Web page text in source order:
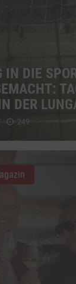
IN DIE
DER
249